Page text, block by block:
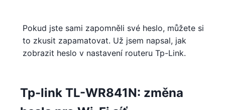
Pokud jste sami zapomněli své heslo, můžete si
to zkusit zapamatovat. Už jsem napsal, jak
zobrazit heslo v nastavení routeru Tp-Link.
Tp-link TL-WR841N: změna